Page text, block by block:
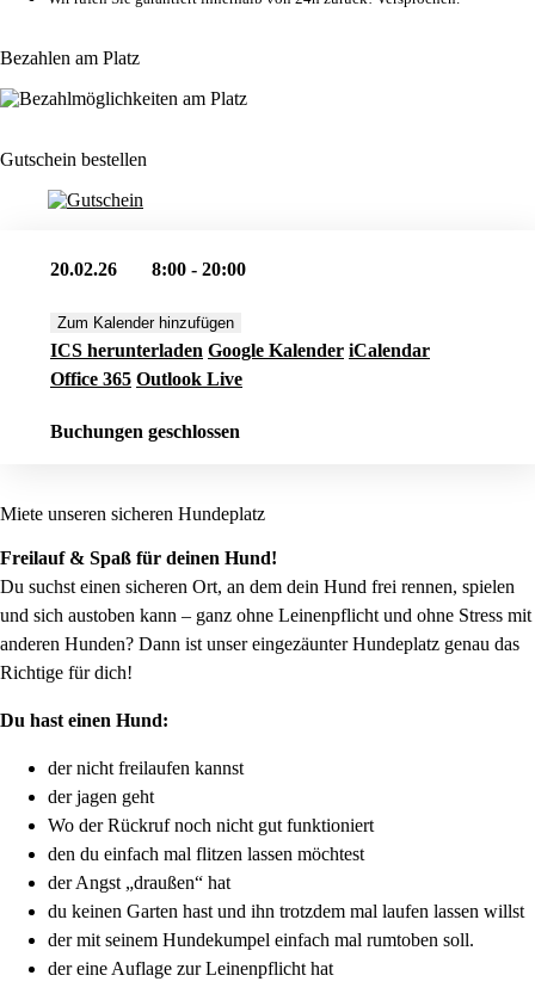
Bezahlen am Platz
Gutschein bestellen
20.02.26 8:00 - 20:00
Zum Kalender hinzufügen
ICS herunterladen Google Kalender iCalendar
Office 365 Outlook Live
Buchungen geschlossen
Miete unseren sicheren Hundeplatz
Freilauf & Spaß für deinen Hund!
Du suchst einen sicheren Ort, an dem dein Hund frei rennen, spielen
und sich austoben kann – ganz ohne Leinenpflicht und ohne Stress mit
anderen Hunden? Dann ist unser eingezäunter Hundeplatz genau das
Richtige für dich!
Du hast einen Hund:
der nicht freilaufen kannst
der jagen geht
Wo der Rückruf noch nicht gut funktioniert
den du einfach mal flitzen lassen möchtest
der Angst „draußen“ hat
du keinen Garten hast und ihn trotzdem mal laufen lassen willst
der mit seinem Hundekumpel einfach mal rumtoben soll.
der eine Auflage zur Leinenpflicht hat